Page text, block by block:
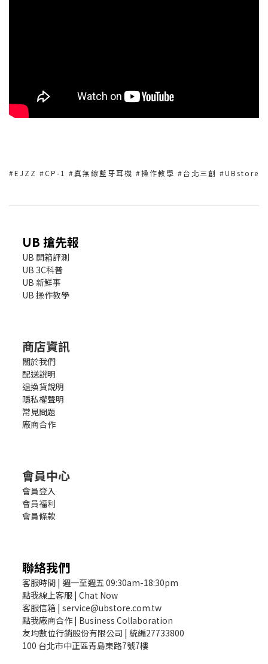
#EJZZ #CP-1 #真無線藍牙耳機 #操作教學 #台北三創 #UBstore
UB 搶先報
UB 開箱評測
UB 3C科普
UB 新鮮事
UB 操作教學
商店資訊
關於我們
配送說明
退換貨說明
隱私權聲明
常見問題
廠商合作
會員中心
會員登入
會員福利
會員條款
聯絡我們
客服時間 | 週一至週五 09:30am-18:30pm
點我線上客服 | Chat Now
客服信箱 | service@ubstore.com.tw
點我廠商合作 | Business Collaboration
友均數位行銷股份有限公司 | 統編27733800
100 台北市中正區青島東路7號7樓